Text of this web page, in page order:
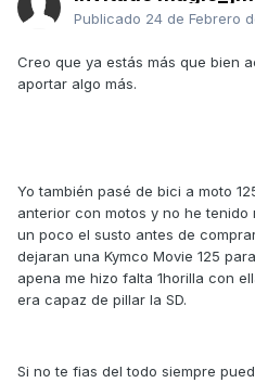
Publicado 24 de Febrero
Creo que ya estás más que bien
aportar algo más.
Yo también pasé de bici a moto
anterior con motos y no he tenido
un poco el susto antes de
dejaran una Kymco Movie 125
apena me hizo falta 1horilla con
era capaz de pillar la SD.
Si no te fias del todo siempre